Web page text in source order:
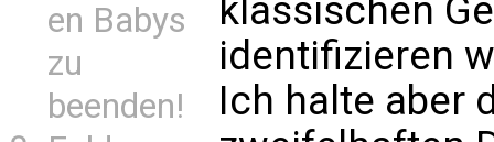
en Babys
zu
beenden!
klassischen
identifizieren
Ich halte aber